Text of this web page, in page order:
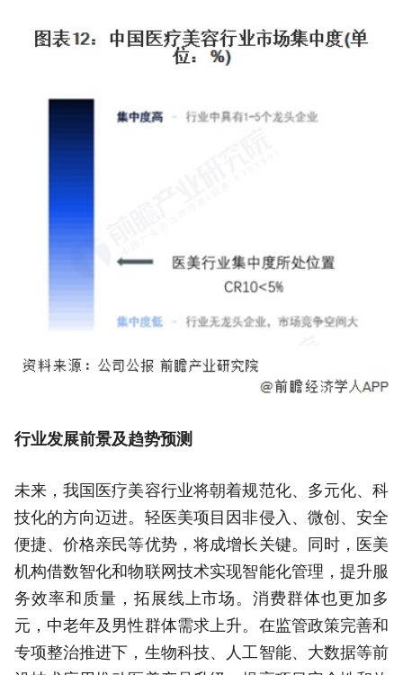
行业发展前景及趋势预测
未来，我国医疗美容行业将朝着规范化、多元化、科
技化的方向迈进。轻医美项目因非侵入、微创、安全
便捷、价格亲民等优势，将成增长关键。同时，医美
机构借数智化和物联网技术实现智能化管理，提升服
务效率和质量，拓展线上市场。消费群体也更加多
元，中老年及男性群体需求上升。在监管政策完善和
专项整治推进下，生物科技、人工智能、大数据等前